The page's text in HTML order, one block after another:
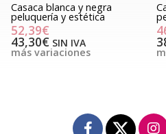
Casaca negra con ribete
peluquería y estética
46,22€
38,20€SIN IVA
más variaciones